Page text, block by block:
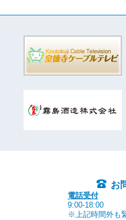
お
電話受付
9:00-18:00
※上記時間外も